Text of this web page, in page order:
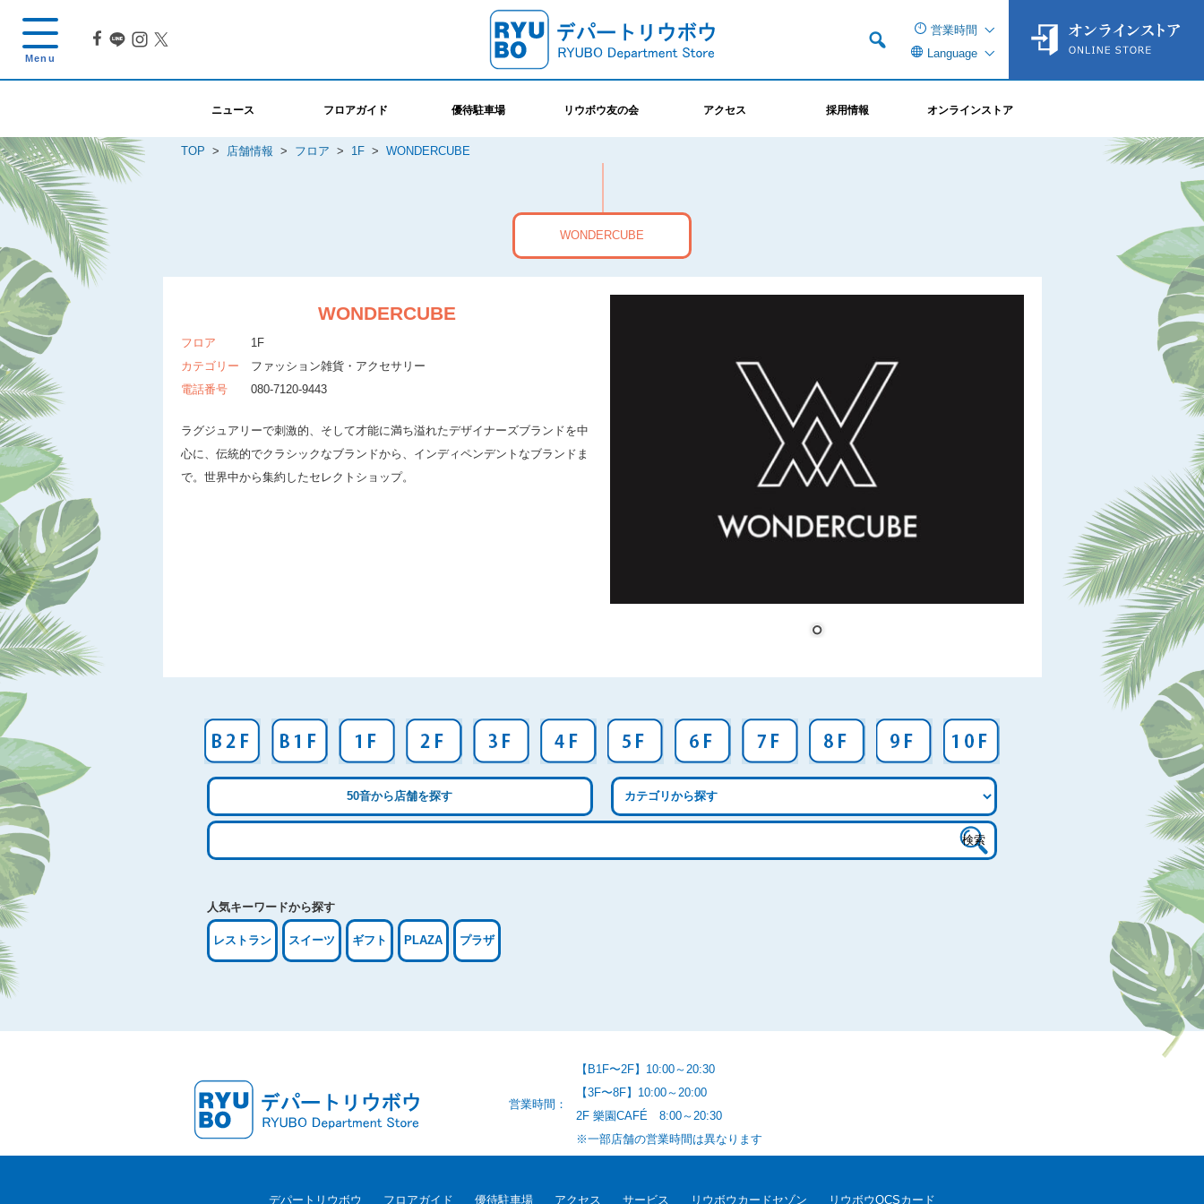
営業時間
Language
ニュース フロアガイド 優待駐車場 リウボウ友の会 アクセス 採用情報 オンラインストア
TOP > 店舗情報 > フロア > 1F> WONDERCUBE
WONDERCUBE
WONDERCUBE
フロア
1F
カテゴリー
ファッション雑貨・アクセサリー
電話番号
080-7120-9443
ラグジュアリーで刺激的、そして才能に満ち溢れたデザイナーズブランドを中
心に、伝統的でクラシックなブランドから、インディペンデントなブランドま
で。世界中から集約したセレクトショップ。
50音から店舗を探す
検
索:
人気キーワードから探す
レストラン スイーツ ギフト PLAZA プラザ
営業時間：
【B1F〜2F】10:00～20:30
【3F〜8F】10:00～20:00
2F 樂園CAFÉ 8:00～20:30
※一部店舗の営業時間は異なります
デパートリウボウ フロアガイド 優待駐車場 アクセス サービス リウボウカードセゾン リウボウOCSカード